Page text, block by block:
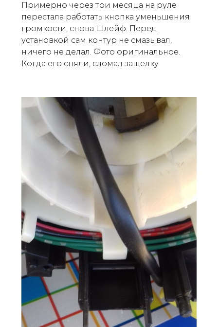
Примерно через три месяца на руле
перестала работать кнопка уменьшения
громкости, снова Шлейф. Перед
установкой сам контур не смазывал,
ничего не делал. Фото оригинальное.
Когда его сняли, сломал защелку